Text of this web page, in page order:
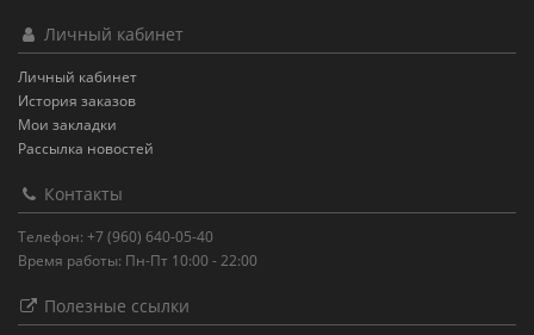
Личный кабинет
Личный кабинет
История заказов
Мои закладки
Рассылка новостей
Контакты
Телефон: +7 (960) 640-05-40
Время работы: Пн-Пт 10:00 - 22:00
Полезные ссылки